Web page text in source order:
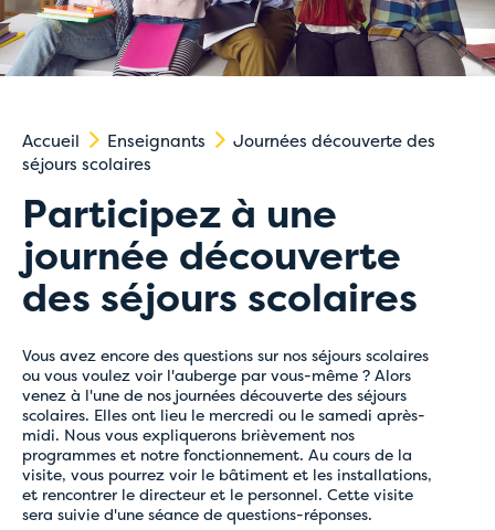
Accueil Enseignants
Journées découverte des
séjours scolaires
Participez à une
journée découverte
des séjours scolaires
Vous avez encore des questions sur nos séjours scolaires
ou vous voulez voir l'auberge par vous-même ? Alors
venez à l'une de nos journées découverte des séjours
scolaires. Elles ont lieu le mercredi ou le samedi après-
midi. Nous vous expliquerons brièvement nos
programmes et notre fonctionnement. Au cours de la
visite, vous pourrez voir le bâtiment et les installations,
et rencontrer le directeur et le personnel. Cette visite
sera suivie d'une séance de questions-réponses.